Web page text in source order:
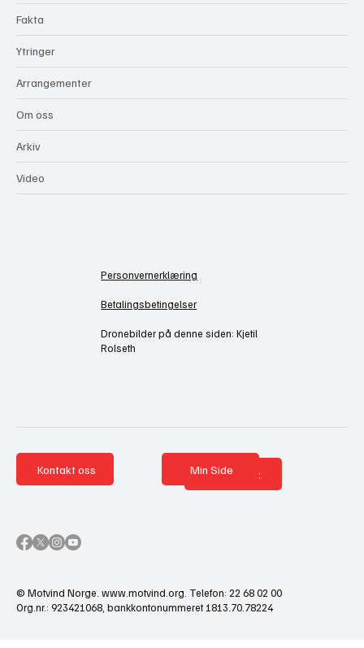
Fakta
Ytringer
Arrangementer
Om oss
Arkiv
Video
Personvernerklæring
Betalingsbetingelser
Dronebilder på denne siden: Kjetil
Rolseth
Kontakt oss Nettbutikk
Min Side
© Motvind Norge. www.motvind.org . Telefon: 22 68 02 00
Org.nr.: 923421068, bankkontonummeret 1813.70.78224